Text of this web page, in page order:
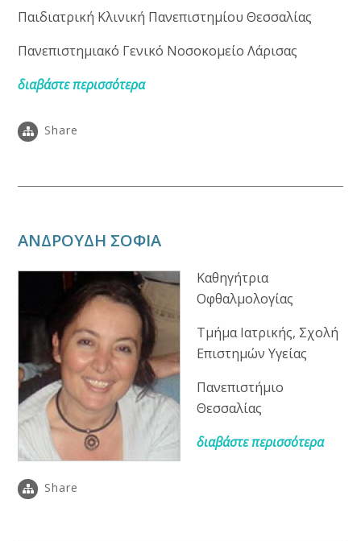
Παιδιατρική Κλινική Πανεπιστημίου Θεσσαλίας
Πανεπιστημιακό Γενικό Νοσοκομείο Λάρισας
διαβάστε περισσότερα
Share
ΑΝΔΡΟΥΔΗ ΣΟΦΙΑ
Καθηγήτρια
Οφθαλμολογίας
Τμήμα Ιατρικής, Σχολή
Επιστημών Υγείας
Πανεπιστήμιο
Θεσσαλίας
διαβάστε περισσότερα
Share